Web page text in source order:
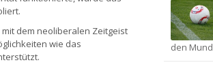
dem neoliberalen Zeitgeist
wie das
den Mund